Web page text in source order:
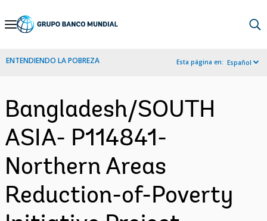
Skip
Navigation
ENTENDIENDO LA POBREZA Esta página en: Español
Bangladesh/SOUTH
ASIA- P114841-
Northern Areas
Reduction-of-Poverty